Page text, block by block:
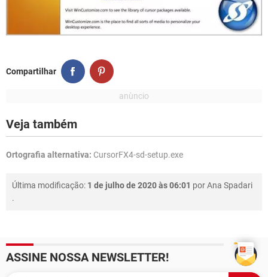
Compartilhar
Veja também
Ortografia alternativa: CursorFX4-sd-setup.exe
Última modificação: 1 de julho de 2020 às 06:01 porAna Spadari
.
ASSINE NOSSA NEWSLETTER!